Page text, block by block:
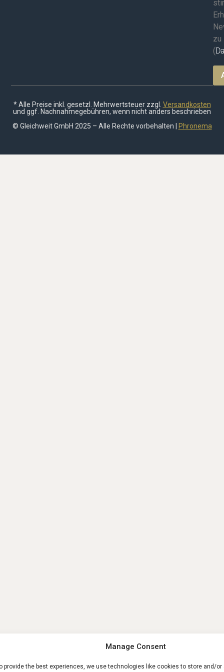
Manage Consent
provide the best experiences, we use technologies like cookies to store and/
zu
(
* Alle Preise inkl. gesetzl. Mehrwertsteuer zzgl. Versandkosten
und ggf. Nachnahmegebühren, wenn nicht anders beschrieben
© Gleichweit GmbH 2025 – Alle Rechte vorbehalten |
Phronema